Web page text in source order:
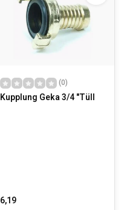
(0)
Kupplung Geka 3/4 "Tüll
6,19